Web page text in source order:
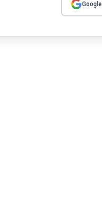
Google